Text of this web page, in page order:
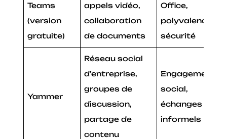
Teams
(version
gratuite)
appels vidéo,
collaboration
de documents
Office,
polyvalence,
sécurité
Yammer
Réseau social
d’entreprise,
groupes de
discussion,
partage de
contenu
Engagement
social,
échanges
informels